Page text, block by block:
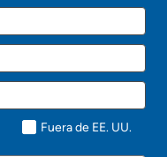
Fuera de EE. UU.